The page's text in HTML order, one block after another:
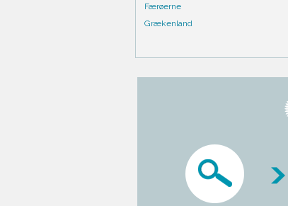
Færøerne
Grækenland